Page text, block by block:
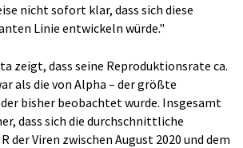
nicht sofort klar, dass sich diese
Linie entwickeln würde."
zeigt, dass seine Reproduktionsrate ca.
als die von Alpha – der größte
bisher beobachtet wurde. Insgesamt
dass sich die durchschnittliche
der Viren zwischen August 2020 und dem